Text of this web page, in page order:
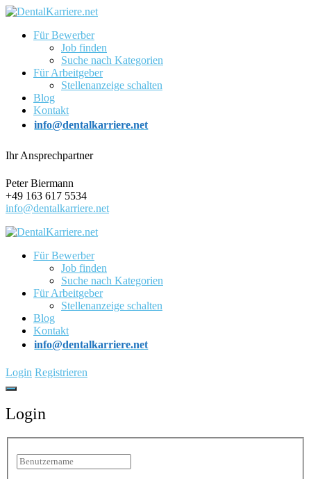
Für Bewerber
Job finden
Suche nach Kategorien
Für Arbeitgeber
Stellenanzeige schalten
Blog
Kontakt
info@dentalkarriere.net
Ihr Ansprechpartner
Peter Biermann
+49 163 617 5534
info@dentalkarriere.net
Für Bewerber
Job finden
Suche nach Kategorien
Für Arbeitgeber
Stellenanzeige schalten
Blog
Kontakt
info@dentalkarriere.net
Login Registrieren
Login